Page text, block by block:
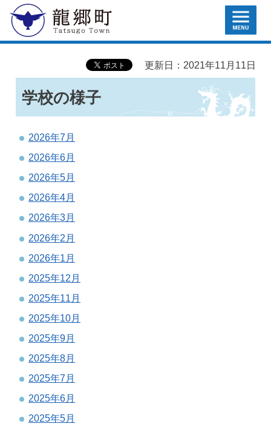
龍郷町 MENU
更新日：2021年11月11日
学校の様子
2026年7月
2026年6月
2026年5月
2026年4月
2026年3月
2026年2月
2026年1月
2025年12月
2025年11月
2025年10月
2025年9月
2025年8月
2025年7月
2025年6月
2025年5月